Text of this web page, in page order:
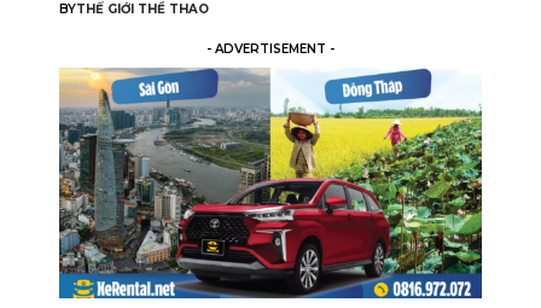
BYTHẾ GIỚI THỂ THAO
- ADVERTISEMENT -